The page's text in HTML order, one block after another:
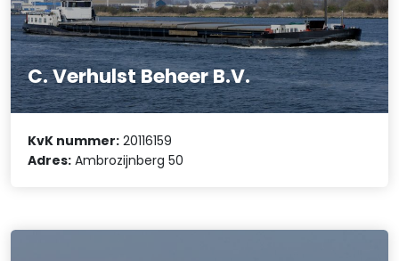
C. Verhulst Beheer B.V.
KvK nummer: 20116159
Adres: Ambrozijnberg 50